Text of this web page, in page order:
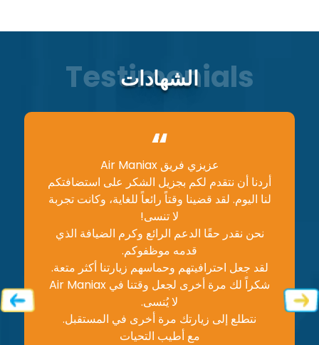
الشهادات
عزيزي فريق Air Maniax
أردنا أن نتقدم لكم بجزيل الشكر على استضافتكم
لنا اليوم. لقد قضينا وقتاً رائعاً للغاية، وكانت تجربة
لا تنسى!
نحن نقدر حقًا الدعم الرائع وكرم الضيافة الذي
قدمه موظفوكم.
لقد جعل احترافيتهم وحماسهم زيارتنا أكثر متعة.
شكراً لك مرة أخرى لجعل وقتنا في Air Maniax
لا يُنسى.
نتطلع إلى زيارتك مرة أخرى في المستقبل.
مع أطيب التحيات